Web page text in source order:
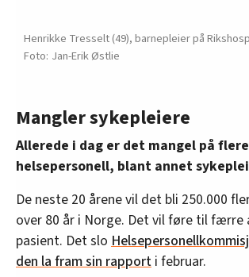
Henrikke Tresselt (49), barnepleier på
Jan-Erik Østlie
Mangler sykepleiere
Allerede i dag er det mangel på
helsepersonell, blant annet
De neste 20 årene vil det bli 250.000
over 80 år i Norge. Det vil føre til færre
pasient. Det slo
den la fram sin rapport i februar.